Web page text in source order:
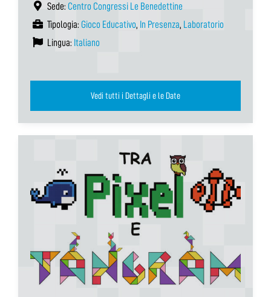
Sede: Centro Congressi Le Benedettine
Tipologia: Gioco Educativo, In Presenza, Laboratorio
Lingua: Italiano
Vedi tutti i Dettagli e le Date